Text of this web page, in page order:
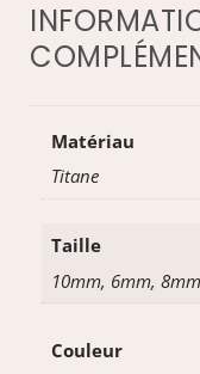
Matériau
Titane
Taille
10mm, 6mm, 8mm
Couleur